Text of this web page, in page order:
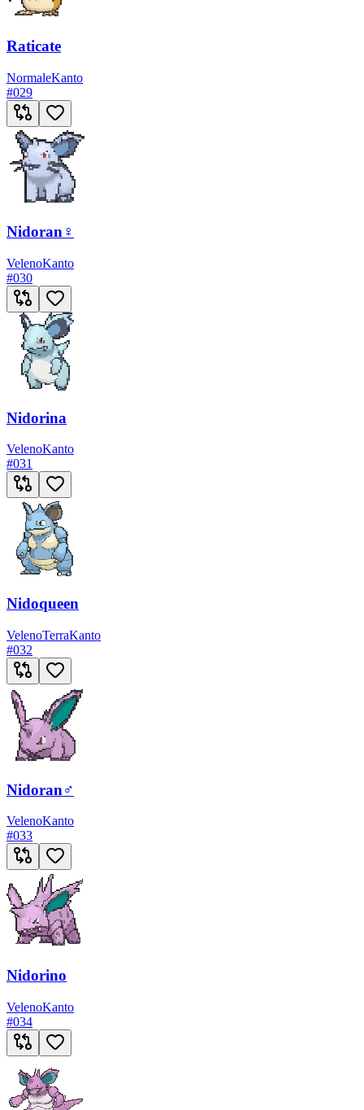
Raticate
NormaleKanto
#029
Nidoran♀
VelenoKanto
#030
Nidorina
VelenoKanto
#031
Nidoqueen
VelenoTerraKanto
#032
Nidoran♂
VelenoKanto
#033
Nidorino
VelenoKanto
#034